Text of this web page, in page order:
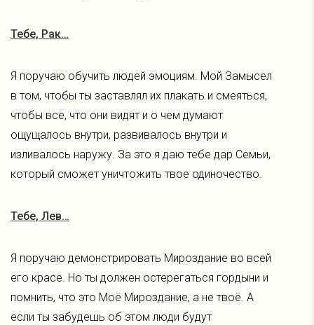
Тебе, Рак…
Я поручаю обучить людей эмоциям. Мой Замысел
в том, чтобы ты заставлял их плакать и смеяться,
чтобы все, что они видят и о чем думают
ощущалось внутри, развивалось внутри и
изливалось наружу. За это я даю тебе дар Семьи,
который сможет уничтожить твое одиночество.
Тебе, Лев…
Я поручаю демонстрировать Мироздание во всей
его красе. Но ты должен остерегаться гордыни и
помнить, что это Моё Мироздание, а не твоё. А
если ты забудешь об этом люди будут